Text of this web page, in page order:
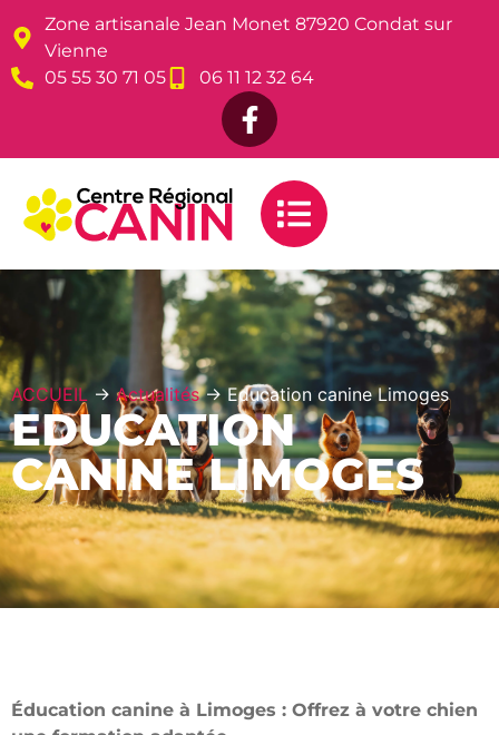
Zone artisanale Jean Monet 87920 Condat sur
Vienne
05 55 30 71 05
06 11 12 32 64
ACCUEIL → Actualités →Education canine Limoges
EDUCATION
CANINE LIMOGES
Éducation canine à Limoges : Offrez à votre chien